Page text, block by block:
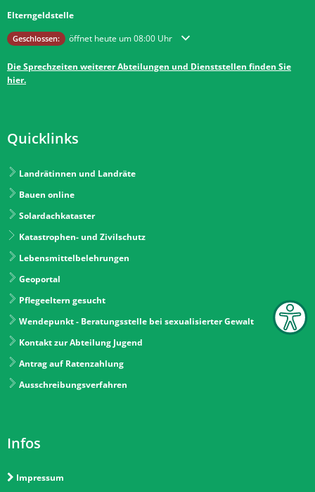
Elterngeldstelle
Klicken, um weitere Öffnungs- oder Schließzeiten auszublenden
Geschlossen: öffnet heute um 08:00 Uhr
Die Sprechzeiten weiterer Abteilungen und Dienststellen finden Sie
hier.
Quicklinks
Landrätinnen und Landräte
Bauen online
Solardachkataster
Katastrophen- und Zivilschutz
Lebensmittelbelehrungen
Geoportal
Pflegeeltern gesucht
Wendepunkt - Beratungsstelle bei sexualisierter Gewalt
Kontakt zur Abteilung Jugend
Antrag auf Ratenzahlung
Ausschreibungsverfahren
Infos
Impressum